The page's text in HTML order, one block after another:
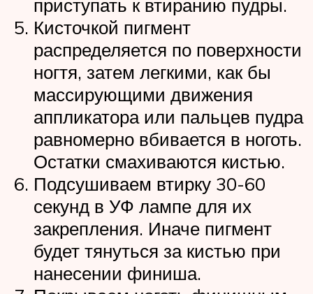
приступать к втиранию пудры.
Кисточкой пигмент
распределяется по поверхности
ногтя, затем легкими, как бы
массирующими движения
аппликатора или пальцев пудра
равномерно вбивается в ноготь.
Остатки смахиваются кистью.
Подсушиваем втирку 30-60
секунд в УФ лампе для их
закрепления. Иначе пигмент
будет тянуться за кистью при
нанесении финиша.